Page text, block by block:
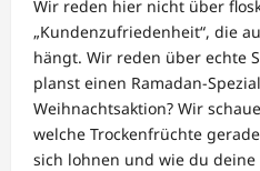
Wir reden hier nicht über
„Kundenzufriedenheit“, die
hängt. Wir reden über echte
planst einen Ramadan-
Weihnachtsaktion? Wir
welche Trockenfrüchte
sich lohnen und wie du